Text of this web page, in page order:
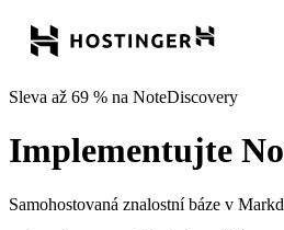
Sleva až 69 % na NoteDiscovery
Implementujte
Samohostovaná znalostní báze v